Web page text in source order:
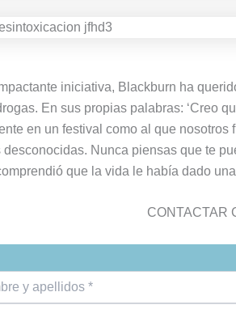
iniciativa, Blackburn ha
En sus propias palabras: ‘Creo
en un festival como al que
Nunca piensas que te
que la vida le había dado
CONTACTAR